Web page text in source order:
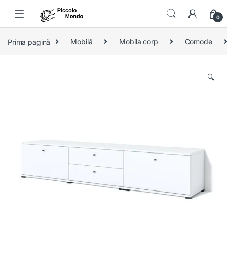
0
Prima pagină Mobilă Mobila corp Comode
🔍